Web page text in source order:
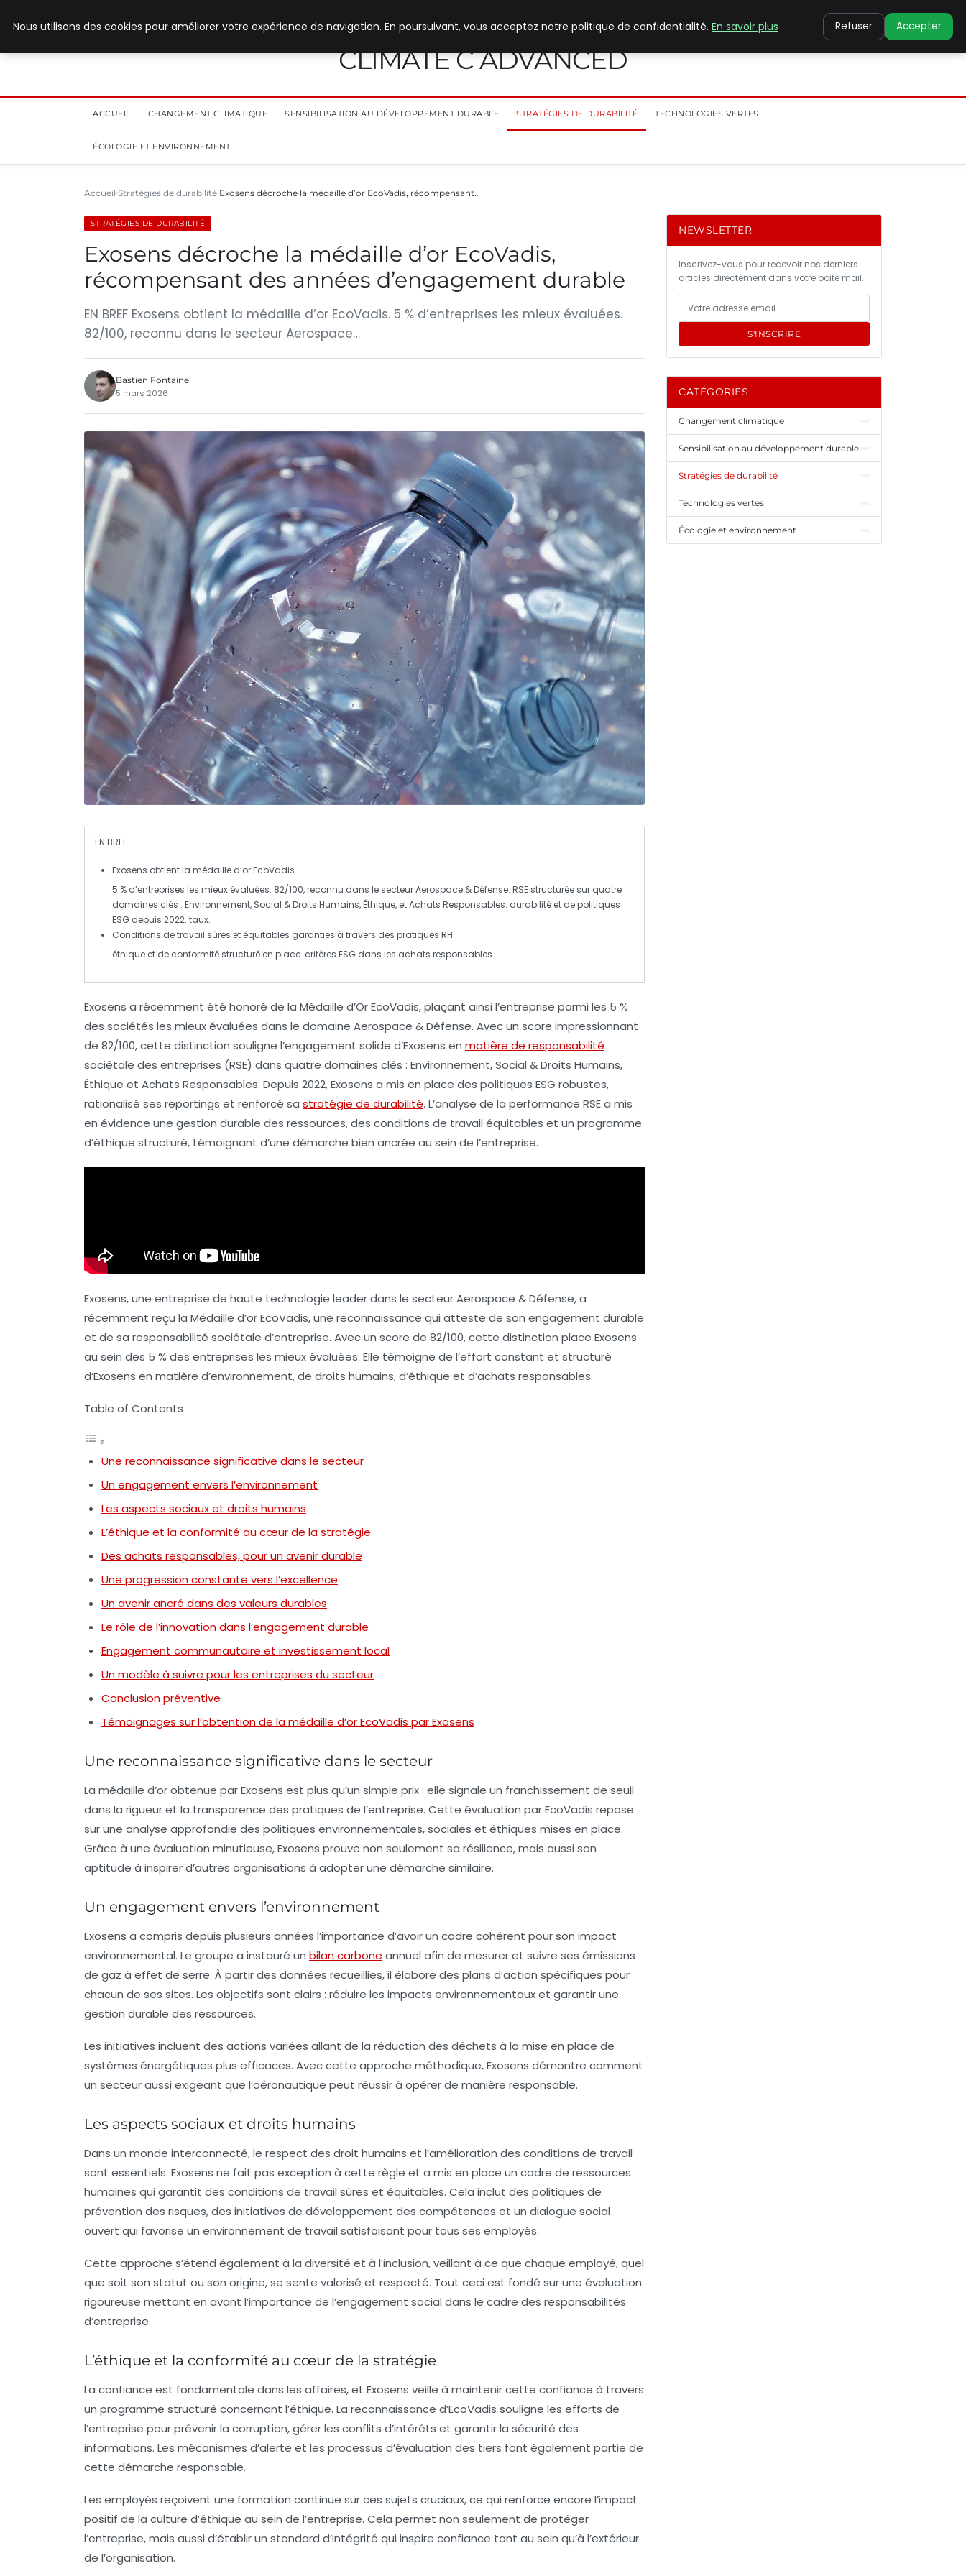
CLIMATE C ADVANCED
ACCUEIL CHANGEMENT CLIMATIQUE SENSIBILISATION AU DÉVELOPPEMENT DURABLE STRATÉGIES DE DURABILITÉ TECHNOLOGIES VERTES
ÉCOLOGIE ET ENVIRONNEMENT
Accueil Stratégies de durabilité Exosens décroche la médaille d’or EcoVadis, récompensant…
STRATÉGIES DE DURABILITÉ
Exosens décroche la médaille d’or EcoVadis,
récompensant des années d’engagement durable
EN BREF Exosens obtient la médaille d’or EcoVadis. 5 % d’entreprises les mieux évaluées.
82/100, reconnu dans le secteur Aerospace…
Bastien Fontaine
5 mars 2026
EN BREF
Exosens obtient la médaille d’orEcoVadis.
5 % d’entreprises les mieux évaluées. 82/100, reconnu dans le secteurAerospace & Défense. RSE structurée sur quatre
domaines clés : Environnement, Social & Droits Humains,Éthique, etAchats Responsables. durabilité et depolitiques
ESG depuis 2022. taux.
Conditions de travail sûres et équitables garanties à travers des pratiques RH.
éthique et de conformité structuré en place. critères ESG dans les achats responsables.
Exosens a récemment été honoré de la Médaille d’Or EcoVadis, plaçant ainsi l’entreprise parmi les 5 %
des sociétés les mieux évaluées dans le domaine Aerospace & Défense. Avec un score impressionnant
de 82/100, cette distinction souligne l’engagement solide d’Exosens en matière de responsabilité
sociétale des entreprises (RSE) dans quatre domaines clés : Environnement,Social & Droits Humains,
Éthique et Achats Responsables. Depuis 2022, Exosens a mis en place des politiques ESG robustes,
rationalisé ses reportings et renforcé sa stratégie de durabilité. L’analyse de la performance RSE a mis
en évidence une gestion durable des ressources, des conditions de travail équitables et un programme
d’éthique structuré, témoignant d’une démarche bien ancrée au sein de l’entreprise.
Exosens, une entreprise de haute technologie leader dans le secteur Aerospace & Défense, a
récemment reçu la Médaille d’or EcoVadis, une reconnaissance qui atteste de son engagement durable
et de sa responsabilité sociétale d’entreprise. Avec un score de 82/100, cette distinction place Exosens
au sein des 5 % des entreprises les mieux évaluées. Elle témoigne de l’effort constant et structuré
d’Exosens en matière d’environnement, de droits humains, d’éthique et d’achats responsables.
Table of Contents
Une reconnaissance significative dans le secteur
Un engagement envers l’environnement
Les aspects sociaux et droits humains
L’éthique et la conformité au cœur de la stratégie
Des achats responsables, pour un avenir durable
Une progression constante vers l’excellence
Un avenir ancré dans des valeurs durables
Le rôle de l’innovation dans l’engagement durable
Engagement communautaire et investissement local
Un modèle à suivre pour les entreprises du secteur
Conclusion préventive
Témoignages sur l’obtention de la médaille d’or EcoVadis par Exosens
Une reconnaissance significative dans le secteur
La médaille d’or obtenue par Exosens est plus qu’un simple prix : elle signale un franchissement de seuil
dans la rigueur et la transparence des pratiques de l’entreprise. Cette évaluation par EcoVadis repose
sur une analyse approfondie des politiques environnementales, sociales et éthiques mises en place.
Grâce à une évaluation minutieuse, Exosens prouve non seulement sa résilience, mais aussi son
aptitude à inspirer d’autres organisations à adopter une démarche similaire.
Un engagement envers l’environnement
Exosens a compris depuis plusieurs années l’importance d’avoir un cadre cohérent pour son impact
environnemental. Le groupe a instauré un bilan carbone annuel afin de mesurer et suivre ses émissions
de gaz à effet de serre. À partir des données recueillies, il élabore des plans d’action spécifiques pour
chacun de ses sites. Les objectifs sont clairs : réduire les impacts environnementaux et garantir une
gestion durable des ressources.
Les initiatives incluent des actions variées allant de la réduction des déchets à la mise en place de
systèmes énergétiques plus efficaces. Avec cette approche méthodique, Exosens démontre comment
un secteur aussi exigeant que l’aéronautique peut réussir à opérer de manière responsable.
Les aspects sociaux et droits humains
Dans un monde interconnecté, le respect des droit humains et l’amélioration des conditions de travail
sont essentiels. Exosens ne fait pas exception à cette règle et a mis en place un cadre de ressources
humaines qui garantit des conditions de travail sûres et équitables. Cela inclut des politiques de
prévention des risques, des initiatives de développement des compétences et un dialogue social
ouvert qui favorise un environnement de travail satisfaisant pour tous ses employés.
Cette approche s’étend également à la diversité et à l’inclusion, veillant à ce que chaque employé, quel
que soit son statut ou son origine, se sente valorisé et respecté. Tout ceci est fondé sur une évaluation
rigoureuse mettant en avant l’importance de l’engagement social dans le cadre des responsabilités
d’entreprise.
L’éthique et la conformité au cœur de la stratégie
La confiance est fondamentale dans les affaires, et Exosens veille à maintenir cette confiance à travers
un programme structuré concernant l’éthique. La reconnaissance d’EcoVadis souligne les efforts de
l’entreprise pour prévenir la corruption, gérer les conflits d’intérêts et garantir la sécurité des
informations. Les mécanismes d’alerte et les processus d’évaluation des tiers font également partie de
cette démarche responsable.
Les employés reçoivent une formation continue sur ces sujets cruciaux, ce qui renforce encore l’impact
positif de la culture d’éthique au sein de l’entreprise. Cela permet non seulement de protéger
l’entreprise, mais aussi d’établir un standard d’intégrité qui inspire confiance tant au sein qu’à l’extérieur
de l’organisation.
NEWSLETTER
Inscrivez-vous pour recevoir nos derniers
articles directement dans votre boîte mail.
S'INSCRIRE
CATÉGORIES
Changement climatique
Sensibilisation au développement durable
Stratégies de durabilité
Technologies vertes
Écologie et environnement
Nous utilisons des cookies pour améliorer votre expérience de navigation. En poursuivant, vous acceptez notre politique de confidentialité. En savoir plus Refuser Accepter